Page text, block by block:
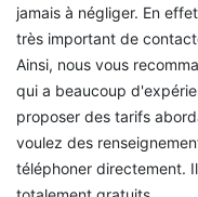
jamais à négliger. En
très important de
Ainsi, nous vous
qui a beaucoup
proposer des tarifs
voulez des
téléphoner directement.